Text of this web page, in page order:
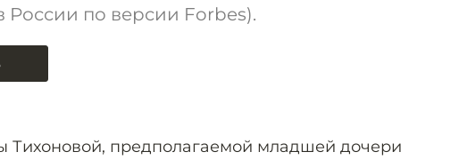
России по версии Forbes).
Тихоновой, предполагаемой младшей дочери